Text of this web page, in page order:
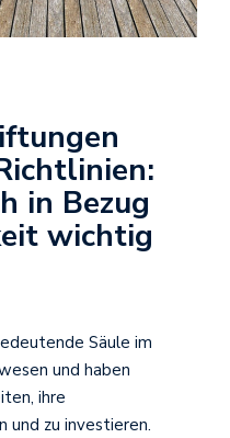
in Bezug
wichtig
Säule im
und haben
ihre
zu investieren.